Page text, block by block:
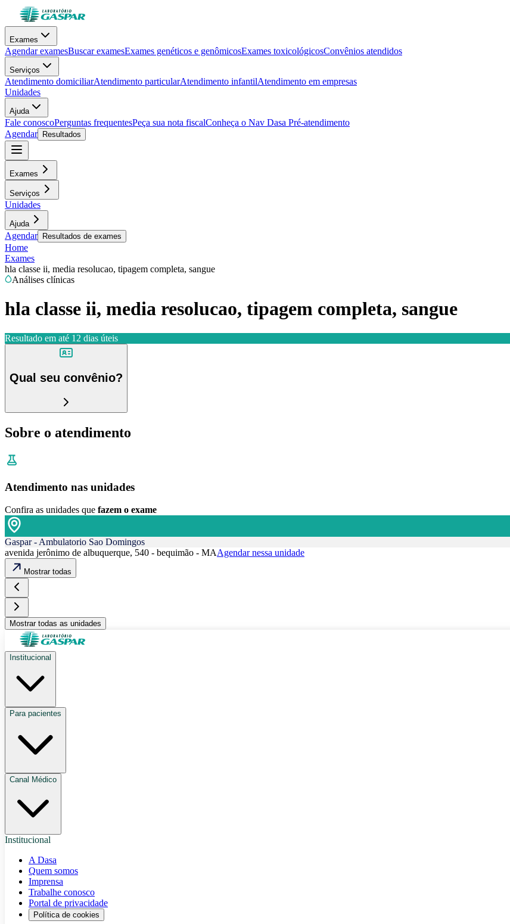
Exames
Agendar examesBuscar examesExames genéticos e genômicosExames toxicológicosConvênios atendidos
Serviços
Atendimento domiciliarAtendimento particularAtendimento infantilAtendimento em empresas
Unidades
Ajuda
Fale conoscoPerguntas frequentesPeça sua nota fiscalConheça o Nav Dasa Pré-atendimento
Agendar
Resultados
Exames
Serviços
Unidades
Ajuda
Agendar Resultados de exames
Home
Exames
hla classe ii, media resolucao, tipagem completa, sangue
Análises clínicas
hla classe ii, media resolucao, tipagem completa, sangue
Resultado em até 12 dias úteis
Qual seu convênio?
Sobre o atendimento
Atendimento nas unidades
Confira as unidades que fazem o exame
Gaspar - Ambulatorio Sao Domingos
avenida jerônimo de albuquerque, 540 - bequimão - MAAgendar nessa unidade
Mostrar todas
Mostrar todas as unidades
Institucional
Para pacientes
Canal Médico
Institucional
A Dasa
Quem somos
Imprensa
Trabalhe conosco
Portal de privacidade
Política de cookies